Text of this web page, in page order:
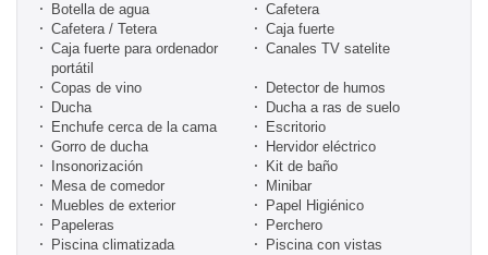
Botella de agua
Cafetera
Cafetera / Tetera
Caja fuerte
Caja fuerte para ordenador
portátil
Canales TV satelite
Copas de vino
Detector de humos
Ducha
Ducha a ras de suelo
Enchufe cerca de la cama
Escritorio
Gorro de ducha
Hervidor eléctrico
Insonorización
Kit de baño
Mesa de comedor
Minibar
Muebles de exterior
Papel Higiénico
Papeleras
Perchero
Piscina climatizada
Piscina con vistas